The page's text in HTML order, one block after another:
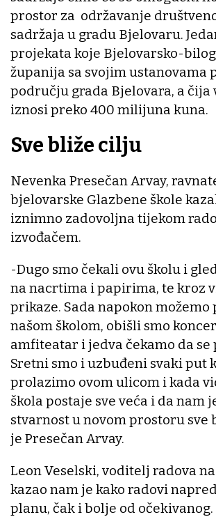
prostor za održavanje
sadržaja u gradu Bjelovaru.
projekata koje Bjelovarsko-
županija sa svojim ustanovama
području grada Bjelovara, a
iznosi preko 400 milijuna kuna.
Sve bliže cilju
Nevenka Presečan Arvay,
bjelovarske Glazbene škole
iznimno zadovoljna tijekom
izvođačem.
-Dugo smo čekali ovu školu i
na nacrtima i papirima, te kroz
prikaze. Sada napokon možemo
našom školom, obišli smo
amfiteatar i jedva čekamo da se
Sretni smo i uzbuđeni svaki put
prolazimo ovom ulicom i kada
škola postaje sve veća i da nam
stvarnost u novom prostoru sve
je Presečan Arvay.
Leon Veselski, voditelj radova
kazao nam je kako radovi
planu, čak i bolje od očekivanog.